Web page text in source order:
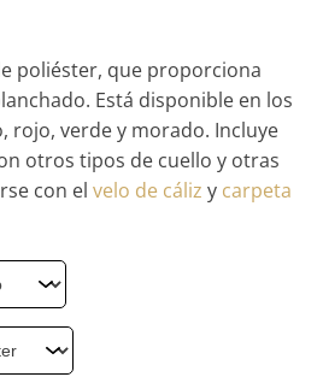
poliéster, que proporciona
Está disponible en los
rojo, verde y morado. Incluye
otros tipos de cuello y otras
con el velo de cáliz y carpeta